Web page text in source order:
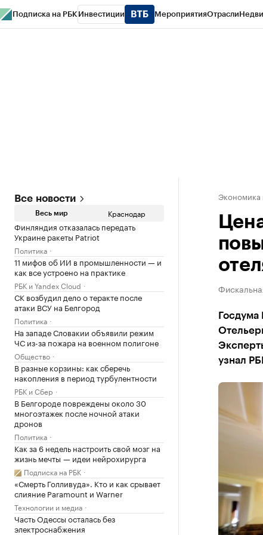
Подписка на РБК Инвестиции МероприятияОтрасли
Все новости
Весь мир Краснодар
Финляндия отказалась передать
Украине ракеты Patriot
Политика
11 мифов об ИИ в промышленности — и
как все устроено на практике
РБК и Yandex Cloud
СК возбудил дело о теракте после
атаки ВСУ на Белгород
Политика
На западе Словакии объявили режим
ЧС из-за пожара на военном полигоне
Общество
В разные корзины: как сберечь
накопления в период турбулентности
РБК и Сбер
В Белгороде повреждены около 30
многоэтажек после ночной атаки
дронов
Политика
Как за 6 недель настроить свой мозг на
жизнь мечты — идеи нейрохирурга
Подписка на РБК
«Смерть Голливуда». Кто и как срывает
слияние Paramount и Warner
Технологии и медиа
Часть Одессы осталась без
электроснабжения
Экономика
Госдума
узнал